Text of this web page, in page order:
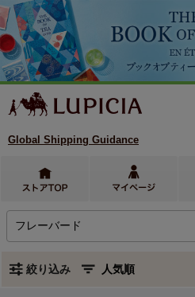
Global Shipping Guidance
絞り込み